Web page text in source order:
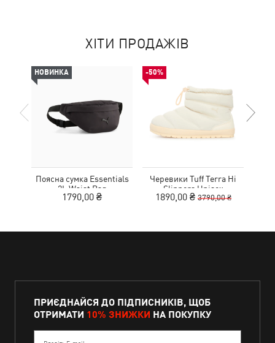
ХІТИ ПРОДАЖІВ
НОВИНКА
Поясна сумка Essentials
2L Waist Bag
1790,00 ₴
-50%
Черевики Tuff Terra Hi
Slippers Unisex
1890,00 ₴ 3790,00 ₴
ПРИЄДНАЙСЯ ДО ПІДПИСНИКІВ, ЩОБ
ОТРИМАТИ 10% ЗНИЖКИ НА ПОКУПКУ